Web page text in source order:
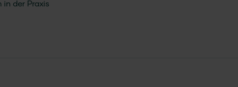
der Praxis